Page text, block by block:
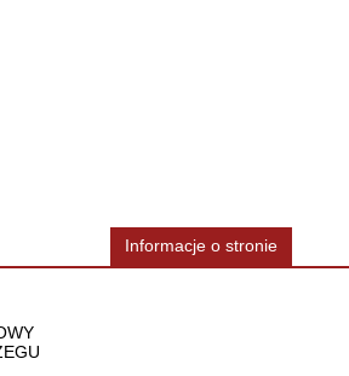
Informacje o stronie